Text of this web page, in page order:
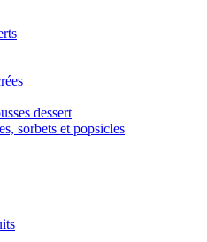
dessert
sorbets et popsicles